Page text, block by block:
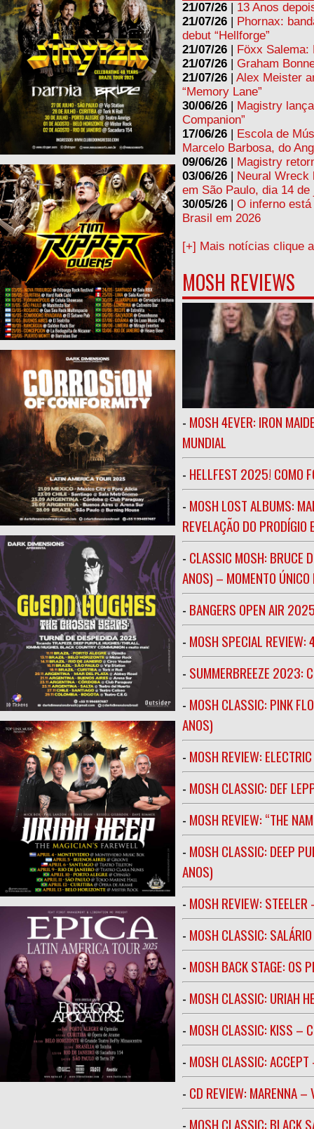
21/07/26
13 Anos
21/07/26
Phornax:
debut “Hellforge”
21/07/26
Föxx Salema:
21/07/26
Graham
21/07/26
Alex Meister
“Memory Lane”
30/06/26
Magistry
Companion”
17/06/26
Escola de
Marcelo Barbosa, do
09/06/26
Magistry
03/06/26
Neural Wreck
em São Paulo, dia 14 de
30/05/26
O inferno
Brasil em 2026
[+] Mais notícias clique
MOSH REVIEWS
- MOSH 4EVER: IRON
MUNDIAL
- HELLFEST 2025! COMO
- MOSH LOST ALBUMS:
REVELAÇÃO DO
- CLASSIC MOSH: BRUCE
ANOS) – MOMENTO ÚNICO
- BANGERS OPEN AIR
- MOSH SPECIAL REVIEW:
- SUMMERBREEZE 2023:
- MOSH CLASSIC: PINK
ANOS)
- MOSH REVIEW:
- MOSH CLASSIC: DEF
- MOSH REVIEW: “THE
- MOSH CLASSIC: DEEP
ANOS)
- MOSH REVIEW: STEELER
- MOSH CLASSIC:
- MOSH BACK STAGE: OS
- MOSH CLASSIC: URIAH
- MOSH CLASSIC: KISS –
- MOSH CLASSIC:
- CD REVIEW: MARENNA –
- MOSH CLASSIC: BLACK